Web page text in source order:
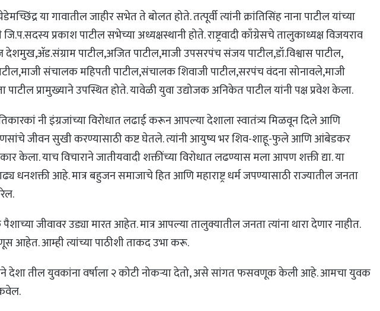
या गावातील जाहीर सभेत ते बोलत होते. तत्पूर्वी त्यांनी क्रांतिसिंह नाना पाटील यांच्या
प्रकाश पाटील सभेच्या अध्यक्षस्थानी होते. राष्ट्रवादी काँग्रेसचे तालुकाध्यक्ष विजयराव
देशमुख,ॲड.संग्राम पाटील,अजित पाटील,माजी उपसरपंच संजय पाटील,डॉ.विश्वास पाटील,
संचालक महिपती पाटील,संचालक शिवाजी पाटील,सरपंच वंदना सोनावले,माजी
प्रामुख्याने उपस्थित होते. यावेळी युवा उद्योजक अनिकेत पाटील यांनी पक्ष प्रवेश केला.
नी इंग्रजांच्या विरोधात लढाई करून आपल्या देशाला स्वातंत्र्य मिळवून दिले आणि
माणसांचे जीवन सुखी करण्यासाठी कष्ट घेतले. त्यांनी आयुष्य भर शिव-शाहू-फुले आणि आंबेडकर
केला. याच विचाराने जातीयवादी शक्तींच्या विरोधात लढण्यास मला आपण शक्ती द्या. या
धनशक्ती आहे. मात्र बहुजन समाजाचे हित आणि महाराष्ट्र धर्म जपण्यासाठी राज्यातील जनता
जीवावर उड्या मारत आहेत. मात्र आपल्या तालुक्यातील जनता त्यांना थारा देणार नाहीत.
आहेत. आम्ही त्यांच्या पाठीशी ताकद उभा करू.
देशा तील युवकांना वर्षाला २ कोटी नोकऱ्या देतो, असे सांगत फसवणूक केली आहे. आमचा युवक